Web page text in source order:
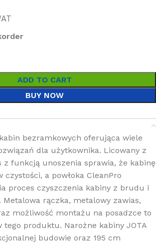
ADD TO CART
BUY NOW
bezramkowych oferująca wiele
dla użytkownika. Licowany z
z funkcją unoszenia sprawia, że kabinę
a powłoka CleanPro
proces czyszczenia kabiny z brudu i
Metalowa rączka, metalowy zawias,
możliwość montażu na posadzce to
produktu. Narożne kabiny JOTA
budowie oraz 195 cm